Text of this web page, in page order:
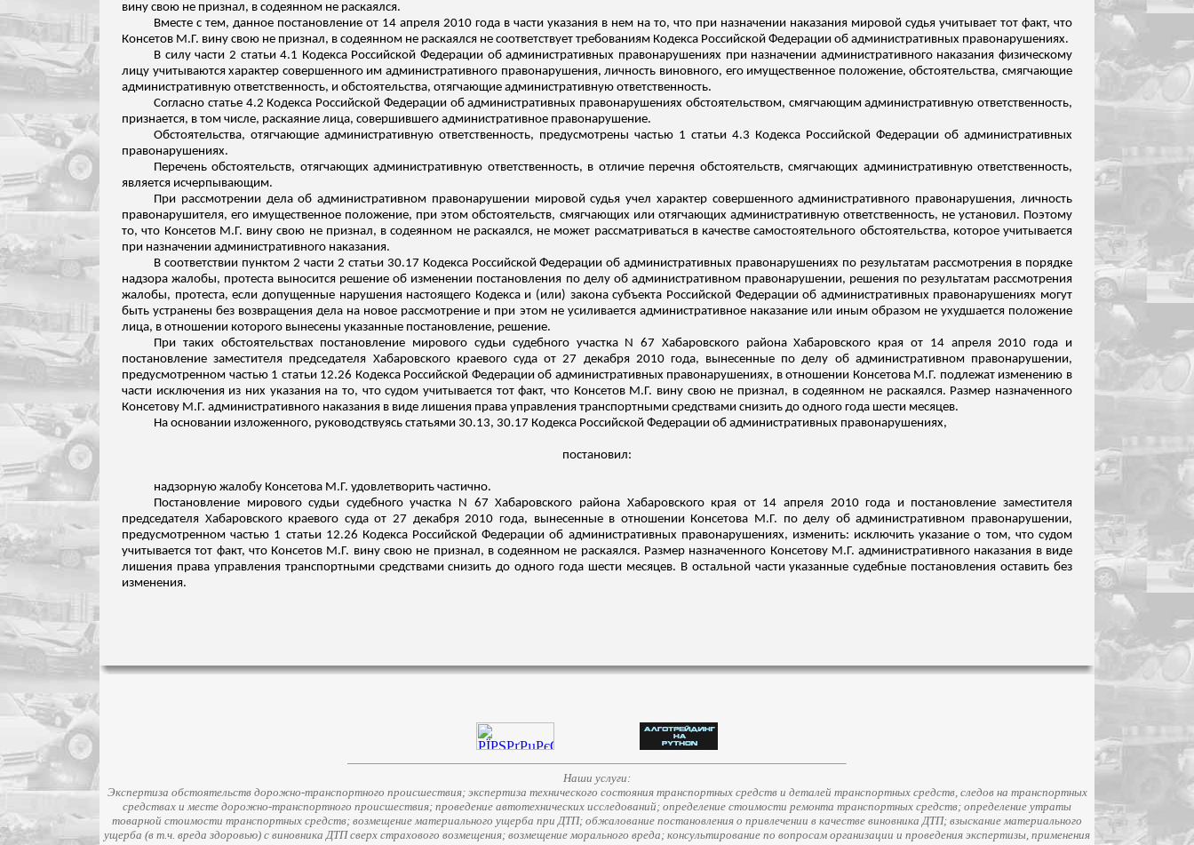
вину свою не признал, в содеянном не раскаялся.
Вместе с тем, данное постановление от 14 апреля 2010 года в части указания в нем на то, что при назначении наказания мировой судья учитывает тот факт, что
Консетов М.Г. вину свою не признал, в содеянном не раскаялся не соответствует требованиям Кодекса Российской Федерации об административных правонарушениях.
В силу части 2 статьи 4.1 Кодекса Российской Федерации об административных правонарушениях при назначении административного наказания физическому
лицу учитываются характер совершенного им административного правонарушения, личность виновного, его имущественное положение, обстоятельства, смягчающие
административную ответственность, и обстоятельства, отягчающие административную ответственность.
Согласно статье 4.2 Кодекса Российской Федерации об административных правонарушениях обстоятельством, смягчающим административную ответственность,
признается, в том числе, раскаяние лица, совершившего административное правонарушение.
Обстоятельства, отягчающие административную ответственность, предусмотрены частью 1 статьи 4.3 Кодекса Российской Федерации об административных
правонарушениях.
Перечень обстоятельств, отягчающих административную ответственность, в отличие перечня обстоятельств, смягчающих административную ответственность,
является исчерпывающим.
При рассмотрении дела об административном правонарушении мировой судья учел характер совершенного административного правонарушения, личность
правонарушителя, его имущественное положение, при этом обстоятельств, смягчающих или отягчающих административную ответственность, не установил. Поэтому
то, что КонсетовМ.Г. вину свою не признал, в содеянном не раскаялся, не может рассматриваться в качестве самостоятельного обстоятельства, которое учитывается
при назначении административного наказания.
В соответствии пунктом 2 части 2 статьи 30.17 Кодекса Российской Федерации об административных правонарушениях по результатам рассмотрения в порядке
надзора жалобы, протеста выносится решение об изменении постановления по делу об административном правонарушении, решения по результатам рассмотрения
жалобы, протеста, если допущенные нарушения настоящего Кодекса и (или) закона субъекта Российской Федерации об административных правонарушениях могут
быть устранены без возвращения дела на новое рассмотрение и при этом не усиливается административное наказание или иным образом не ухудшается положение
лица, в отношении которого вынесены указанные постановление, решение.
При таких обстоятельствах постановление мирового судьи судебного участка N 67 Хабаровского района Хабаровского края от 14 апреля 2010 года и
постановление заместителя председателя Хабаровского краевого суда от 27 декабря 2010 года, вынесенные по делу об административном правонарушении,
предусмотренном частью 1 статьи 12.26 Кодекса Российской Федерации об административных правонарушениях, в отношении КонсетоваМ.Г. подлежат изменению в
части исключения из них указания на то, что судом учитывается тот факт, что КонсетовМ.Г. вину свою не признал, всодеянном не раскаялся. Размер назначенного
Консетову М.Г. административного наказания в виде лишения права управления транспортными средствами снизить до одного года шести месяцев.
На основании изложенного, руководствуясь статьями 30.13, 30.17 Кодекса Российской Федерации об административных правонарушениях,
постановил:
надзорную жалобу Консетова М.Г. удовлетворить частично.
Постановление мирового судьи судебного участка N 67 Хабаровского района Хабаровского края от 14 апреля 2010 года и постановление заместителя
председателя Хабаровского краевого суда от 27 декабря 2010 года, вынесенные в отношении Консетова М.Г. по делу об административном правонарушении,
предусмотренном частью 1 статьи 12.26 Кодекса Российской Федерации об административных правонарушениях, изменить: исключить указание о том, что судом
учитывается тот факт, что Консетов М.Г. вину свою не признал, всодеянном не раскаялся. Размер назначенного КонсетовуМ.Г. административного наказания в виде
лишения права управления транспортными средствами снизить до одного года шести месяцев. В остальной части указанные судебные постановления оставить без
изменения.
Наши услуги:
Экспертиза обстоятельств дорожно-транспортного происшествия; экспертиза технического состояния транспортных средств и деталей транспортных средств, следов на транспортных
средствах и месте дорожно-транспортного происшествия; проведение автотехнических исследований; определение стоимости ремонта транспортных средств; определение утраты
товарной стоимости транспортных средств; возмещение материального ущерба при ДТП; обжалование постановления о привлечении в качестве виновника ДТП; взыскание материального
ущерба (в т.ч. вреда здоровью) с виновника ДТП сверх страхового возмещения; возмещение морального вреда; консультирование по вопросам организации и проведения экспертизы, применения